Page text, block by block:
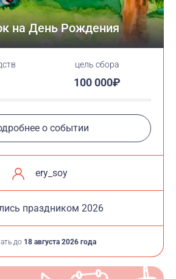
на День Рождения
цель сбора
100 000₽
о событии
ery_soy
праздником 2026
до 18 августа 2026 года